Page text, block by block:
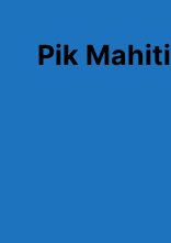
contentPik Mahiti